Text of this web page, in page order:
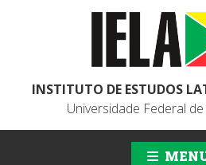
INSTITUTO DE ESTUDOS
Universidade Federal